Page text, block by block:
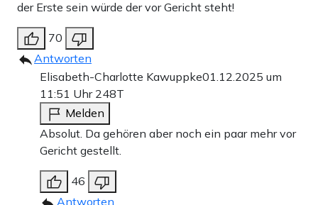
der Erste sein würde der vor Gericht steht!
70
Antworten
Elisabeth-Charlotte Kawuppke01.12.2025 um
11:51 Uhr 248T
Melden
Absolut. Da gehören aber noch ein paar mehr vor
Gericht gestellt.
46
Antworten